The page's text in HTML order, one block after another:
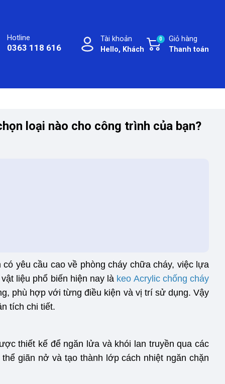
Hotline
0363 118 616
Tài khoản
Hello, Khách
Giỏ hàng
Thanh toán
0
loại nào cho công trình của bạn?
yêu cầu cao về phòng cháy chữa cháy, việc lựa
liệu phổ biến hiện nay là keo Acrylic chống cháy
phù hợp với từng điều kiện và vị trí sử dụng. Vậy
tích chi tiết.
thiết kế để ngăn lửa và khói lan truyền qua các
giãn nở và tạo thành lớp cách nhiệt ngăn chặn